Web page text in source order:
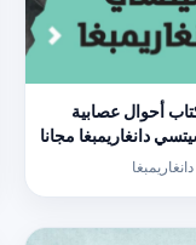
أحوال عصابية